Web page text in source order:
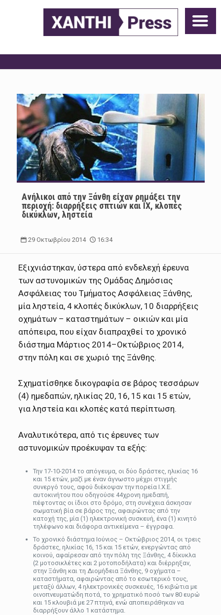
Ανήλικοι από την Ξάνθη είχαν ρημάξει την
περιοχή: διαρρήξεις σπτιών και ΙΧ, κλοπές
δικύκλων, ληστεία
29 Οκτωβρίου 2014 16:34
Εξιχνιάστηκαν, ύστερα από ενδελεχή έρευνα
των αστυνομικών της Ομάδας Δημόσιας
Ασφάλειας του Τμήματος Ασφάλειας Ξάνθης,
μία ληστεία, 4 κλοπές δικύκλων, 10 διαρρήξεις
οχημάτων – καταστημάτων – οικιών και μία
απόπειρα, που είχαν διαπραχθεί το χρονικό
διάστημα Μάρτιος 2014–Οκτώβριος 2014,
στην πόλη και σε χωριό της Ξάνθης.
Σχηματίσθηκε δικογραφία σε βάρος τεσσάρων
(4) ημεδαπών, ηλικίας 20, 16, 15 και 15 ετών,
για ληστεία και κλοπές κατά περίπτωση.
Αναλυτικότερα, από τις έρευνες των
αστυνομικών προέκυψαν τα εξής:
Την 17-10-2014 το απόγευμα, οι δύο δράστες, ηλικίας 16
και 15 ετών, μαζί με έναν άγνωστο μέχρι στιγμής
συνεργό τους, αφού διέκοψαν την πορεία Ι.Χ.Ε.
αυτοκινήτου που οδηγούσε 44χρονη ημεδαπή,
πέφτοντας οι ίδιοι στο δρόμο, στη συνέχεια άσκησαν
σωματική βία σε βάρος της, αφαιρώντας από την
κατοχή της, μία (1) ηλεκτρονική συσκευή, ένα (1) κινητό
τηλέφωνο και διάφορα αντικείμενα – έγγραφα.
Το χρονικό διάστημα Ιούνιος – Οκτώβριος 2014, οι τρεις
δράστες, ηλικίας 16, 15 και 15 ετών, ενεργώντας από
κοινού, αφαίρεσαν από την πόλη της Ξάνθης, 4 δίκυκλα
(2 μοτοσικλέτες και 2 μοτοποδήλατα) και διέρρηξαν,
στην Ξάνθη και τη Διομήδεια Ξάνθης, 9 οχήματα –
καταστήματα, αφαιρώντας από το εσωτερικό τους,
μεταξύ άλλων, 4 ηλεκτρονικές συσκευές, 16 κιβώτια με
οινοπνευματώδη ποτά, το χρηματικό ποσό των 80 ευρώ
και 15 κλουβιά με 27 πτηνά, ενώ αποπειράθηκαν να
διαρρήξουν άλλο 1 κατάστημα.